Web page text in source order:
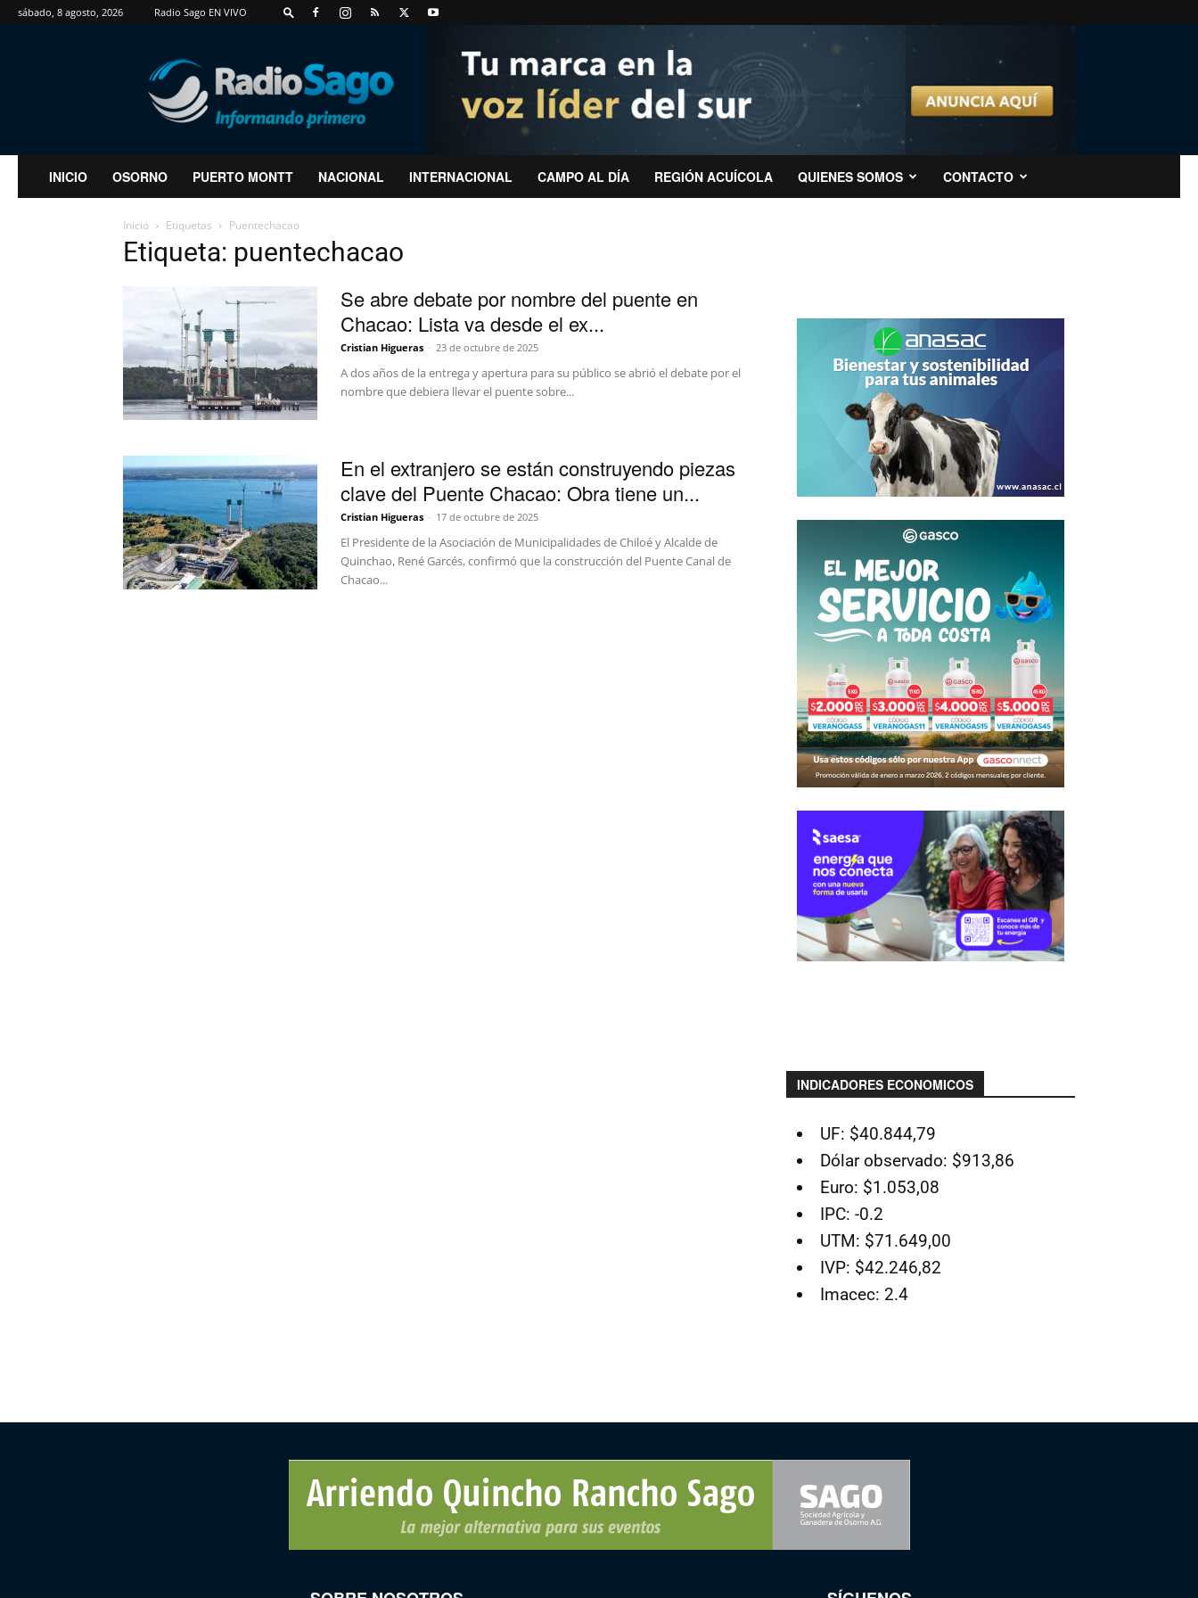
sábado, 8 agosto, 2026 Radio Sago EN VIVO
RadioSago
INICIO OSORNO PUERTO MONTT NACIONAL INTERNACIONAL CAMPO AL DÍA REGIÓN ACUÍCOLA QUIENES SOMOS CONTACTO
Inicio Etiquetas Puentechacao
Etiqueta: puentechacao
Se abre debate por nombre del puente en
Chacao: Lista va desde el ex...
Cristian Higueras - 23 de octubre de 2025
A dos años de la entrega y apertura para su público se abrió el debate por el
nombre que debiera llevar el puente sobre...
En el extranjero se están construyendo piezas
clave del Puente Chacao: Obra tiene un...
Cristian Higueras - 17 de octubre de 2025
El Presidente de la Asociación de Municipalidades de Chiloé y Alcalde de
Quinchao, René Garcés, confirmó que la construcción del Puente Canal de
Chacao...
INDICADORES ECONOMICOS
UF: $40.844,79
Dólar observado: $913,86
Euro: $1.053,08
IPC: -0.2
UTM: $71.649,00
IVP: $42.246,82
Imacec: 2.4